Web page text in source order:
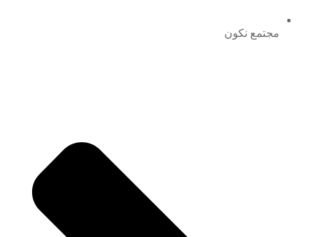
مجتمع نكون